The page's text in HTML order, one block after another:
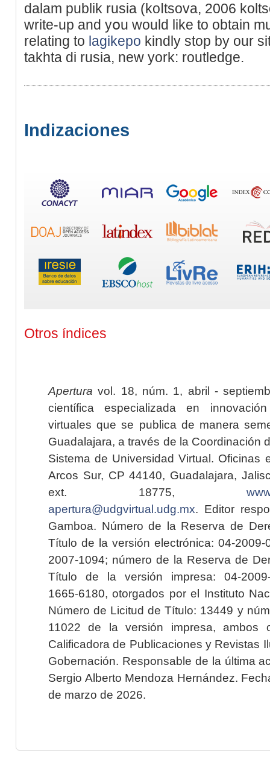
dalam publik rusia (kοⅼtsova, 2006
writе-uр and yօu would likе to obtain
relating to lagikepo kindly stop by our
takhta di rusia, new york: routledge.
Indizaciones
Otros índices
Apertura vol. 18, núm. 1, abril -
científica especializada en
virtuales que se publica de manera
Guadalajara, a través de la Coordinación
Sistema de Universidad Virtual. Oficinas
Arcos Sur, CP 44140, Guadalajara,
ext. 18775,
apertura@udgvirtual.udg.mx. Editor
Gamboa. Número de la Reserva de
Título de la versión electrónica: 04-2009-
2007-1094; número de la Reserva de
Título de la versión impresa: 04-2009-
1665-6180, otorgados por el Instituto
Número de Licitud de Título: 13449 y
11022 de la versión impresa, ambos
Calificadora de Publicaciones y Revistas
Gobernación. Responsable de la última
Sergio Alberto Mendoza Hernández.
de marzo de 2026.